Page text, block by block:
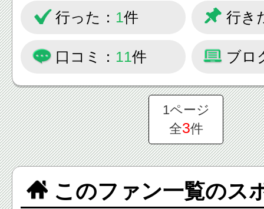
きたい！
グルメ情報を発信していきます。
皆様の情報もお待ちしています
行った： 1件 行き
口コミ： 11件 ブロ
1ページ
全3件
このファン一覧のス